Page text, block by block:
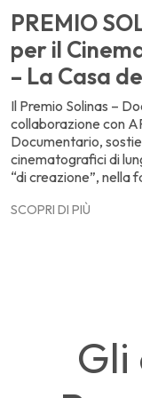
PREMIO
per il
– La Casa
Il Premio Solinas –
collaborazione con
Documentario,
cinematografici di
“di creazione”, nella
SCOPRI DI PIÙ
Gli